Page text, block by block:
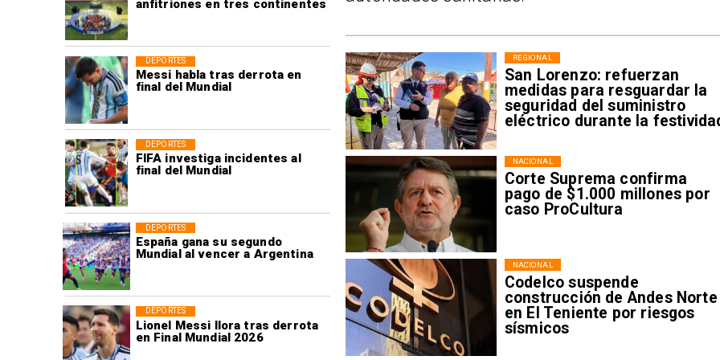
anfitriones en tres continentes
Messi habla tras derrota en
final del Mundial
DEPORTES
FIFA investiga incidentes al
final del Mundial
DEPORTES
España gana su segundo
Mundial al vencer a Argentina
DEPORTES
Lionel Messi llora tras derrota
en Final Mundial 2026
DEPORTES
San Lorenzo: refuerzan
medidas para resguardar la
seguridad del suministro
eléctrico durante la
REGIONAL
Corte Suprema confirma
pago de $1.000 millones por
caso ProCultura
NACIONAL
Codelco suspende
construcción de Andes Norte
en El Teniente por riesgos
sísmicos
NACIONAL